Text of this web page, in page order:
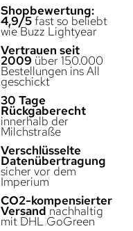
Shopbewertung:
4,9/5fast so beliebt
wie Buzz Lightyear
Vertrauen seit
2009 über 150.000
Bestellungen ins All
geschickt
30 Tage
Rückgaberecht
innerhalb der
Milchstraße
Verschlüsselte
Datenübertragung
sicher vor dem
Imperium
CO2-kompensierter
Versand nachhaltig
mit DHL GoGreen